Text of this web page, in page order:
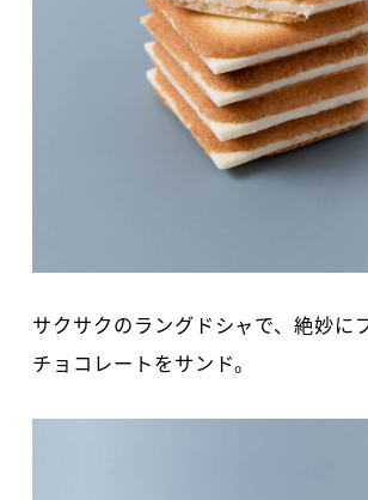
サクサクのラングドシャで、絶妙に
チョコレートをサンド。